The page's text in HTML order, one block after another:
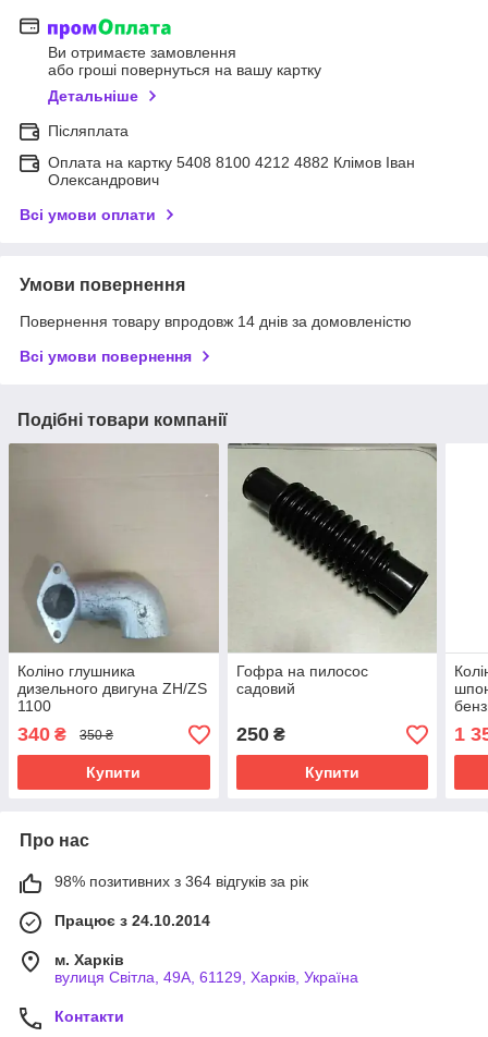
Ви отримаєте замовлення
або гроші повернуться на вашу картку
Детальніше
Післяплата
Оплата на картку 5408 8100 4212 4882 Клімов Іван
Олександрович
Всі умови оплати
Умови повернення
Повернення товару впродовж 14 днів за домовленістю
Всі умови повернення
Подібні товари компанії
Коліно глушника
дизельного двигуна ZH/ZS
1100
340 ₴ 350 ₴
Купити
Гофра на пилосос
садовий
250₴
Купити
1
Про нас
98% позитивних з 364 відгуків за рік
Працює з 24.10.2014
м. Харків
вулиця Світла, 49А, 61129, Харків, Україна
Контакти